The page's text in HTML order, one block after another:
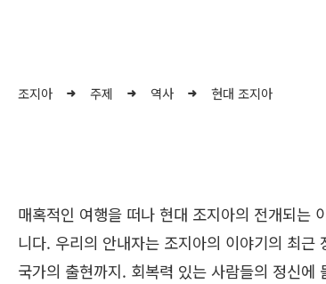
조지아 주제 역사 현대 조지아
매혹적인 여행을 떠나 현대 조지아의 전개되는
니다. 우리의 안내자는 조지아의 이야기의 최
국가의 출현까지. 회복력 있는 사람들의 정신